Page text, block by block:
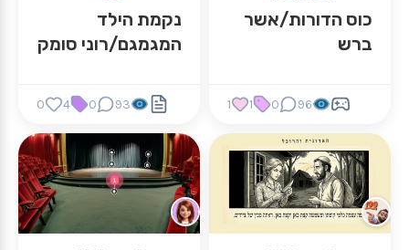
כוס הדורות/אשר
ברש
96
0
1
1
נקמת הילד
המגמגם/רוני סומק
93
0
4
0